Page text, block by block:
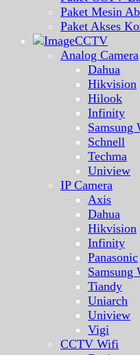
Paket Mesin
Paket Akses
CCTV
Analog Camera
Dahua
Hikvision
Hilook
Infinity
Samsung
Schnell
Techma
Uniview
IP Camera
Axis
Dahua
Hikvision
Infinity
Panasonic
Samsung
Tiandy
Uniarch
Uniview
Vigi
CCTV Wifi